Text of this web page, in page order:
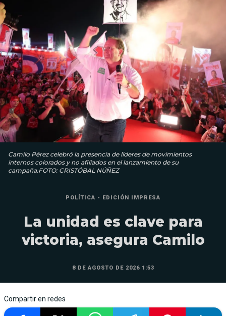
Camilo Pérez celebró la presencia de líderes de movimientos
internos colorados y no afiliados en el lanzamiento de su
campaña.FOTO: CRISTÓBAL NÚÑEZ
POLÍTICA - EDICIÓN IMPRESA
La unidad es clave para
victoria, asegura Camilo
8 DE AGOSTO DE 2026 1:53
Compartir en redes